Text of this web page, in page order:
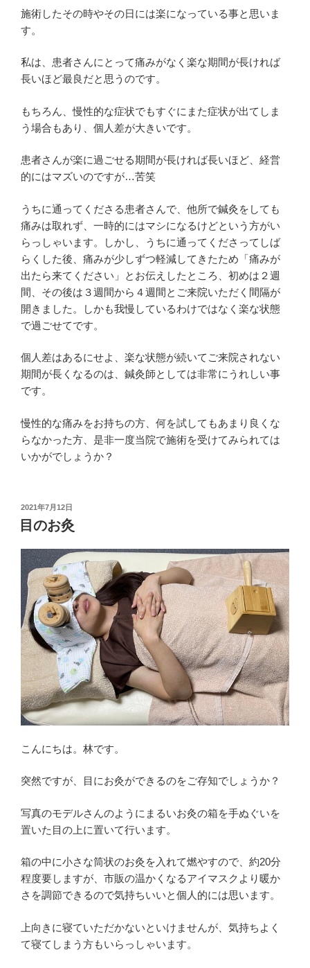
施術したその時やその日には楽になっている事と思いま
す。
私は、患者さんにとって痛みがなく楽な期間が長ければ
長いほど最良だと思うのです。
もちろん、慢性的な症状でもすぐにまた症状が出てしま
う場合もあり、個人差が大きいです。
患者さんが楽に過ごせる期間が長ければ長いほど、経営
的にはマズいのですが…苦笑
うちに通ってくださる患者さんで、他所で鍼灸をしても
痛みは取れず、一時的にはマシになるけどという方がい
らっしゃいます。しかし、うちに通ってくださってしば
らくした後、痛みが少しずつ軽減してきたため「痛みが
出たら来てください」とお伝えしたところ、初めは２週
間、その後は３週間から４週間とご来院いただく間隔が
開きました。しかも我慢しているわけではなく楽な状態
で過ごせてです。
個人差はあるにせよ、楽な状態が続いてご来院されない
期間が長くなるのは、鍼灸師としては非常にうれしい事
です。
慢性的な痛みをお持ちの方、何を試してもあまり良くな
らなかった方、是非一度当院で施術を受けてみられては
いかがでしょうか？
投
稿
日:
2021年7月12日
目のお灸
こんにちは。林です。
突然ですが、目にお灸ができるのをご存知でしょうか？
写真のモデルさんのようにまるいお灸の箱を手ぬぐいを
置いた目の上に置いて行います。
箱の中に小さな筒状のお灸を入れて燃やすので、約20分
程度要しますが、市販の温かくなるアイマスクより暖か
さを調節できるので気持ちいいと個人的には思います。
上向きに寝ていただかないといけませんが、気持ちよく
て寝てしまう方もいらっしゃいます。